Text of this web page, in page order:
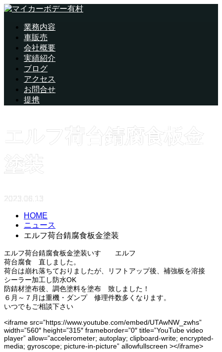
業務内容
車販売
会社概要
実績紹介
ブログ
アクセス
お問合せ
提携
エルフ荷台錆腐食板金
塗装
2023.06.13
HOME
ニュース
エルフ荷台錆腐食板金塗装
エルフ荷台錆腐食板金塗装いすゞ エルフ
荷台腐食 直しました。
荷台は崩れ落ちておりましたが、リフトアップ後、補強板を溶接
シーラー加工し防水OK
防錆材塗布後、調色塗料を塗布 致しました！
６月～７月は重機・ダンプ 修理件数多くなります。
いつでもご相談下さい
<iframe src=”https://www.youtube.com/embed/UTAwNW_zwhs”
width=”560″ height=”315″ frameborder=”0″ title=”YouTube video
player” allow=”accelerometer; autoplay; clipboard-write; encrypted-
media; gyroscope; picture-in-picture” allowfullscreen ></iframe>